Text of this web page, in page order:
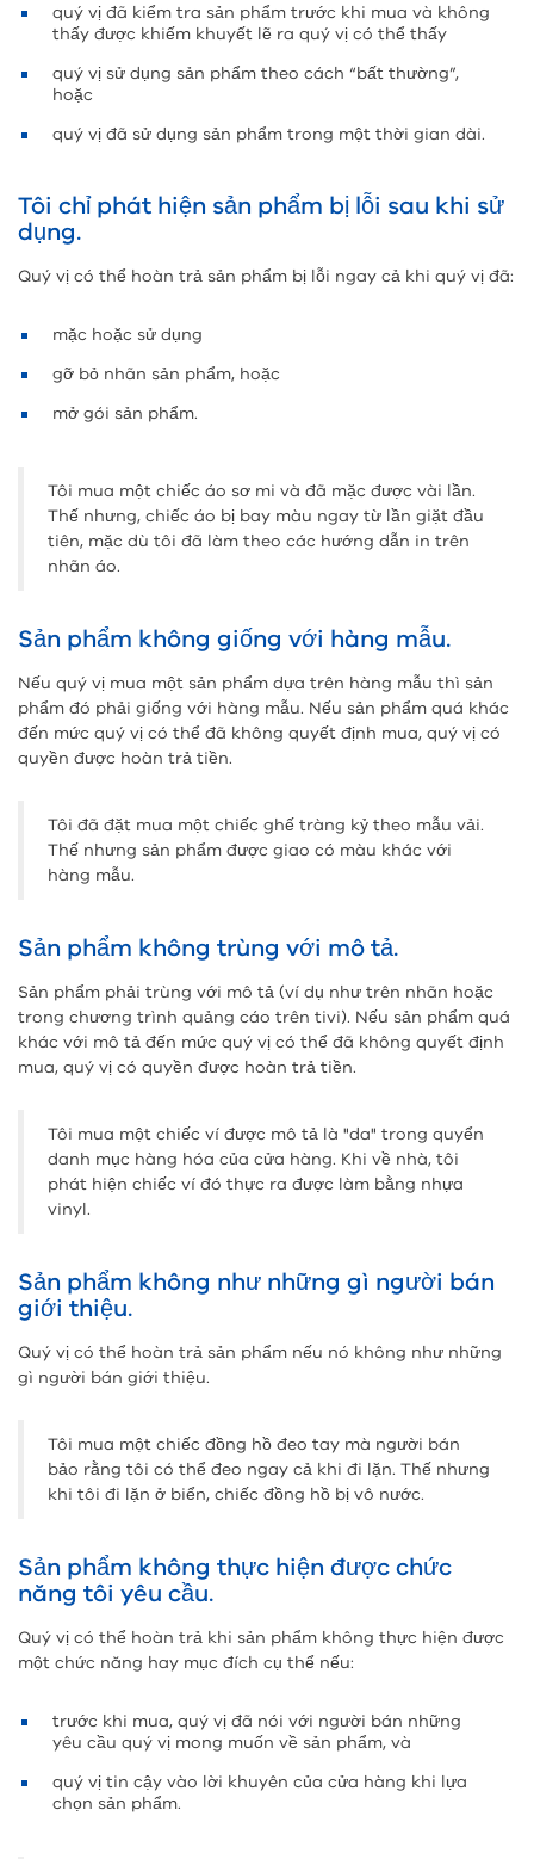
quý vị đã kiểm tra sản phẩm trước khi mua và không
thấy được khiếm khuyết lẽ ra quý vị có thể thấy
quý vị sử dụng sản phẩm theo cách “bất thường”,
hoặc
quý vị đã sử dụng sản phẩm trong một thời gian dài.
Tôi chỉ phát hiện sản phẩm bị lỗi sau khi sử
dụng.
Quý vị có thể hoàn trả sản phẩm bị lỗi ngay cả khi quý vị đã:
mặc hoặc sử dụng
gỡ bỏ nhãn sản phẩm, hoặc
mở gói sản phẩm.
Tôi mua một chiếc áo sơ mi và đã mặc được vài lần.
Thế nhưng, chiếc áo bị bay màu ngay từ lần giặt đầu
tiên, mặc dù tôi đã làm theo các hướng dẫn in trên
nhãn áo.
Sản phẩm không giống với hàng mẫu.
Nếu quý vị mua một sản phẩm dựa trên hàng mẫu thì sản
phẩm đó phải giống với hàng mẫu. Nếu sản phẩm quá khác
đến mức quý vị có thể đã không quyết định mua, quý vị có
quyền được hoàn trả tiền.
Tôi đã đặt mua một chiếc ghế tràng kỷ theo mẫu vải.
Thế nhưng sản phẩm được giao có màu khác với
hàng mẫu.
Sản phẩm không trùng với mô tả.
Sản phẩm phải trùng với mô tả (ví dụ như trên nhãn hoặc
trong chương trình quảng cáo trên tivi). Nếu sản phẩm quá
khác với mô tả đến mức quý vị có thể đã không quyết định
mua, quý vị có quyền được hoàn trả tiền.
Tôi mua một chiếc ví được mô tả là "da" trong quyển
danh mục hàng hóa của cửa hàng. Khi về nhà, tôi
phát hiện chiếc ví đó thực ra được làm bằng nhựa
vinyl.
Sản phẩm không như những gì người bán
giới thiệu.
Quý vị có thể hoàn trả sản phẩm nếu nó không như những
gì người bán giới thiệu.
Tôi mua một chiếc đồng hồ đeo tay mà người bán
bảo rằng tôi có thể đeo ngay cả khi đi lặn. Thế nhưng
khi tôi đi lặn ở biển, chiếc đồng hồ bị vô nước.
Sản phẩm không thực hiện được chức
năng tôi yêu cầu.
Quý vị có thể hoàn trả khi sản phẩm không thực hiện được
một chức năng hay mục đích cụ thể nếu:
trước khi mua, quý vị đã nói với người bán những
yêu cầu quý vị mong muốn về sản phẩm, và
quý vị tin cậy vào lời khuyên của cửa hàng khi lựa
chọn sản phẩm.